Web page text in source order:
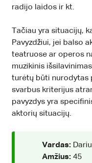
radijo laidos ir kt.
Tačiau yra situacijų,
Pavyzdžiui, jei balso
teatruose ar operos
muzikinis
turėtų būti nurodytas
svarbus kriterijus
pavyzdys yra
aktorių situacijų.
Vardas:
Amžius: 45